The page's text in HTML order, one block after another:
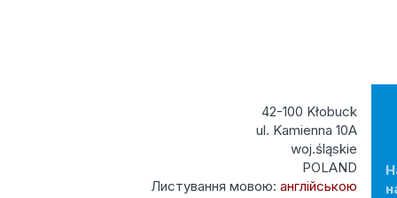
42-100 Kłobuck
ul. Kamienna 10A
woj.śląskie
POLAND
Листування мовою: англійською